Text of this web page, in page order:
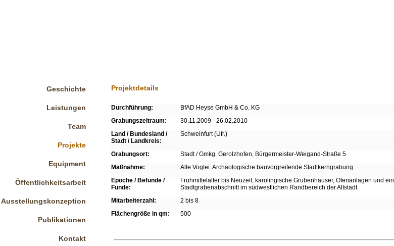
Geschichte
Leistungen
Team
Projekte
Equipment
Öffentlichkeitsarbeit
Ausstellungskonzeption
Publikationen
Kontakt
Projektdetails
Durchführung:
BfAD Heyse GmbH & Co. KG
Grabungszeitraum:
30.11.2009 - 26.02.2010
Land / Bundesland /
Stadt / Landkreis:
Schweinfurt (Ufr.)
Grabungsort:
Stadt / Gmkg. Gerolzhofen, Bürgermeister-Weigand-Straße 5
Maßnahme:
Alte Vogtei. Archäologische bauvorgreifende Stadtkerngrabung
Epoche / Befunde /
Funde:
Frühmittelalter bis Neuzeit, karolingische Grubenhäuser, Ofenanlagen und ein
Stadtgrabenabschnitt im südwestlichen Randbereich der Altstadt
Mitarbeiterzahl:
2 bis 8
Flächengröße in qm:
500